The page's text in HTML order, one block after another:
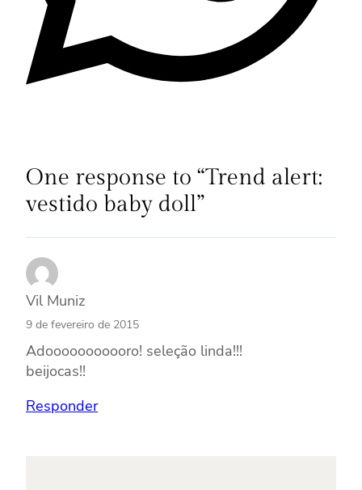
One response to “Trend alert:
vestido baby doll”
Vil Muniz
9 de fevereiro de 2015
Adooooooooooro! seleção linda!!!
beijocas!!
Responder